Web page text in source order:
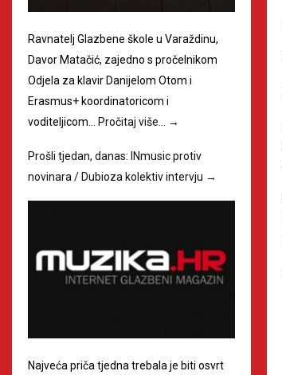
Ravnatelj Glazbene škole u Varaždinu,
Davor Matačić, zajedno s pročelnikom
Odjela za klavir Danijelom Otom i
Erasmus+ koordinatoricom i
voditeljicom…
Pročitaj više… →
Prošli tjedan, danas: INmusic protiv
novinara / Dubioza kolektiv intervju →
Najveća priča tjedna trebala je biti osvrt